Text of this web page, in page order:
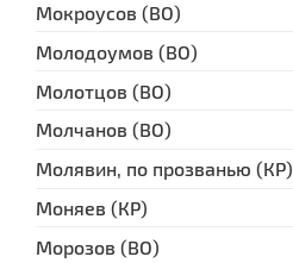
Мокроусов (ВО)
Молодоумов (ВО)
Молотцов (ВО)
Молчанов (ВО)
Молявин, по прозванью (КР)
Моняев (КР)
Морозов (ВО)